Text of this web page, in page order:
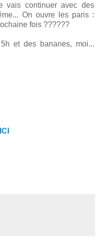
vais continuer avec des
On ouvre les paris :
fois ??????
et des bananes, moi...
ICI